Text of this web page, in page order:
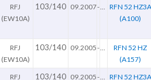
RFJ
(EW10A)
103/140 09.2007-
RFN 52 HZ3A
(A100)
RFJ
(EW10A)
103/140 09.2005-
RFN 52 HZ
(A157)
RFJ
103/140 09.2005-
RFN 52 HZ3A